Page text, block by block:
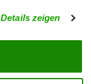
Details zeigen